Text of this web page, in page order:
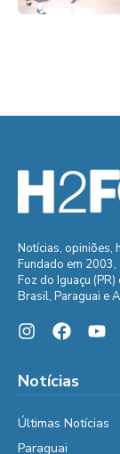
Notícias, opiniões,
Fundado em
Foz do Iguaçu
Brasil, Paraguai e
Notícias
Últimas Notícias
Paraguai